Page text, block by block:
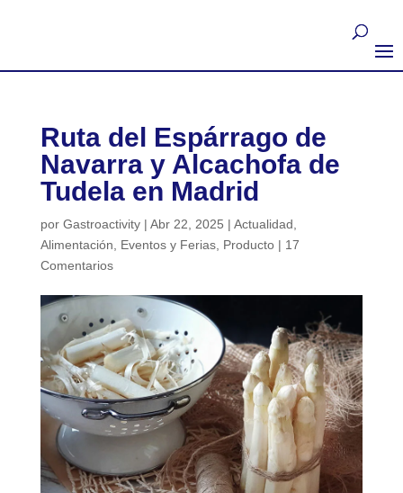
Ruta del Espárrago de
Navarra y Alcachofa de
Tudela en Madrid
por Gastroactivity| Abr 22, 2025 | Actualidad
Alimentación
Eventos y Ferias, Producto| 17
Comentarios